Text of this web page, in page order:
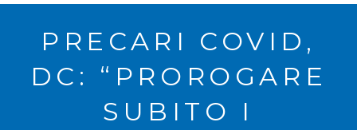
PRECARI COVID,
DC: “PROROGARE
SUBITO I